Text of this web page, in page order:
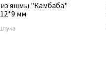
из яшмы "Камбаба"
мм